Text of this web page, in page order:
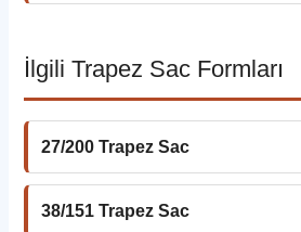
İlgili Trapez Sac Formları
27/200 Trapez Sac
38/151 Trapez Sac